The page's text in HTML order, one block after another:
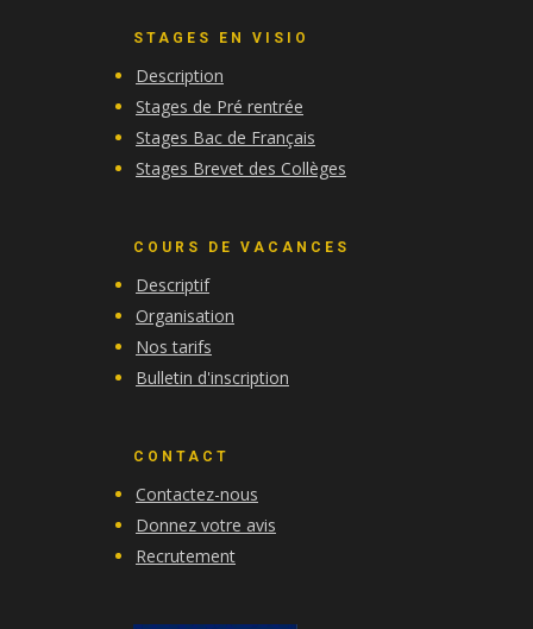
STAGES EN VISIO
Description
Stages de Pré rentrée
Stages Bac de Français
Stages Brevet des Collèges
COURS DE VACANCES
Descriptif
Organisation
Nos tarifs
Bulletin d'inscription
CONTACT
Contactez-nous
Donnez votre avis
Recrutement